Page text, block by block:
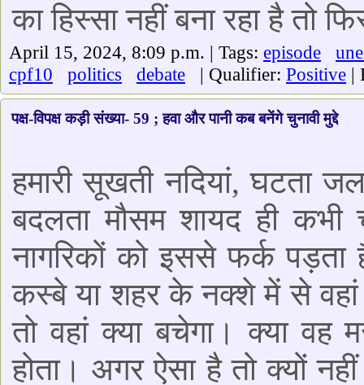
का हिस्सा नहीं बना रहा है तो
April 15, 2024, 8:09 p.m. | Tags: episode
cpf10
politics debate | Qualifier: Positive |
पक्ष-विपक्ष कड़ी संख्या- 59 ; हवा और पानी कब बनेंगे चुनावी मुद्दे
हमारी सूखती नदियां, घटता
बदलता मौसम शायद ही कभी
नागरिकों को इससे फर्क
कस्बे या शहर के नक्शे में से वहां
तो वहां क्या बचेगा। क्या वह
होता। अगर ऐसा है तो क्यों